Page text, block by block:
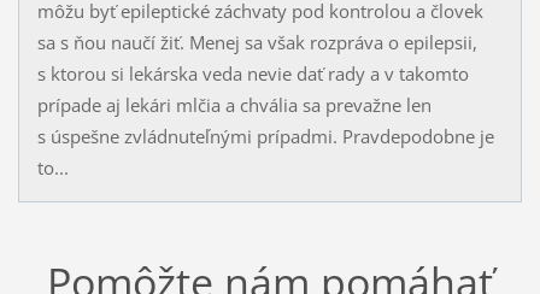
môžu byť epileptické záchvaty pod kontrolou a človek
sa s ňou naučí žiť. Menej sa však rozpráva o epilepsii,
s ktorou si lekárska veda nevie dať rady a v takomto
prípade aj lekári mlčia a chvália sa prevažne len
s úspešne zvládnuteľnými prípadmi. Pravdepodobne je
to...
Pomôžte nám pomáhať